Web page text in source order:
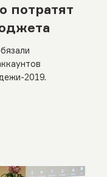
потратят
2019.